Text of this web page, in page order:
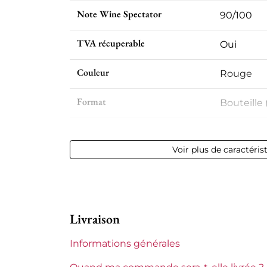
Note Wine Spectator 90/100
TVA récuperable Oui
Couleur Rouge
Format Bouteille
Volume 12,50 %
Région
Maturité
Voir plus de
Livraison
Informations générales